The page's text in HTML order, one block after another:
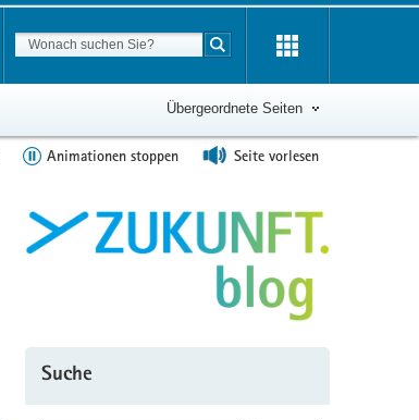
Suchbegriff
Suche starten
Übergeordnete Seiten
Animationen stoppen Seite vorlesen
Suche